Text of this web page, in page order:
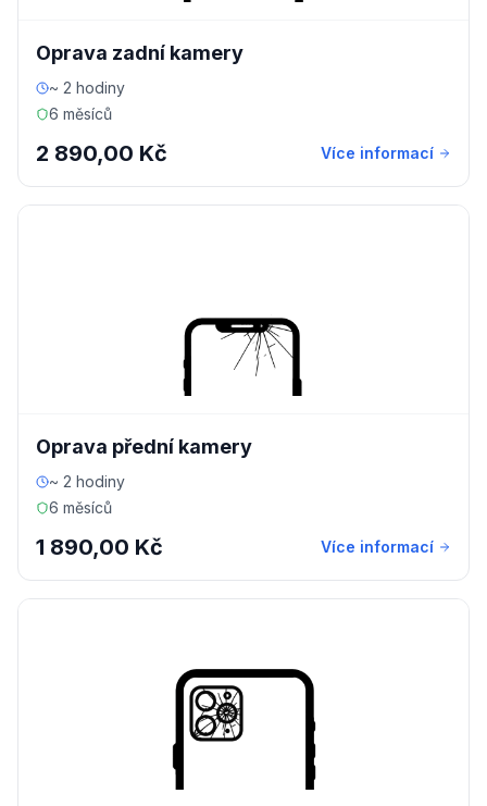
Oprava zadní kamery
~ 2 hodiny
6 měsíců
2 890,00 Kč Více informací
Oprava přední kamery
~ 2 hodiny
6 měsíců
1 890,00 Kč Více informací